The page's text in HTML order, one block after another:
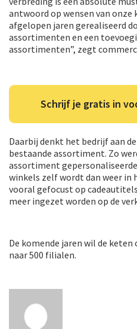
antwoord op wensen van onze
afgelopen jaren gerealiseerd
assortimenten en een
assortimenten”, zegt
Schrijf je gratis in
Daarbij denkt het bedrijf aan
bestaande assortiment. Zo
assortiment
winkels zelf wordt dan weer
vooral gefocust op
meer ingezet worden op de
De komende jaren wil de
naar 500 filialen.